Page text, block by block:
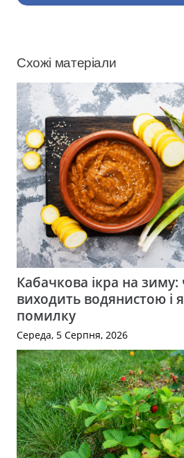
Схожі матеріали
Кабачкова ікра на
виходить водянистою і
помилку
Середа, 5 Серпня, 2026